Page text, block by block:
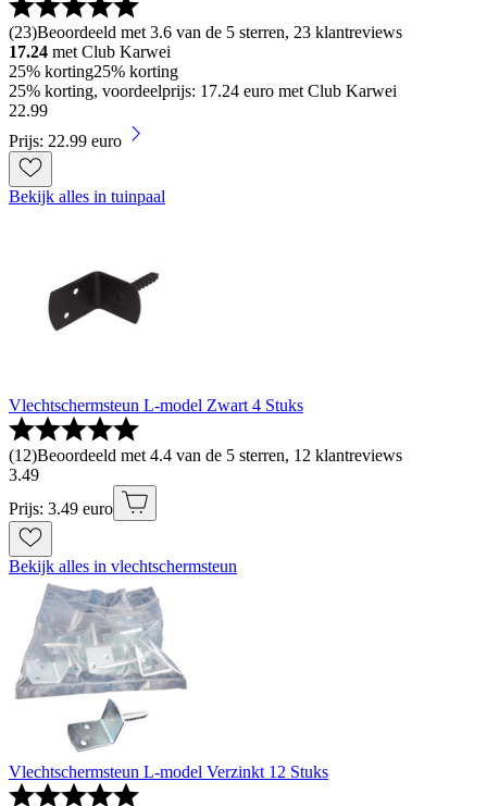
(23)Beoordeeld met 3.6 van de 5 sterren, 23 klantreviews
17.24 met Club Karwei
25% korting25% korting
25% korting, voordeelprijs: 17.24 euro met Club Karwei
22.99
Prijs: 22.99 euro
Bekijk alles in tuinpaal
Vlechtschermsteun L-model Zwart 4 Stuks
(12)Beoordeeld met 4.4 van de 5 sterren, 12 klantreviews
3.49
Prijs: 3.49 euro
Bekijk alles in vlechtschermsteun
Vlechtschermsteun L-model Verzinkt 12 Stuks